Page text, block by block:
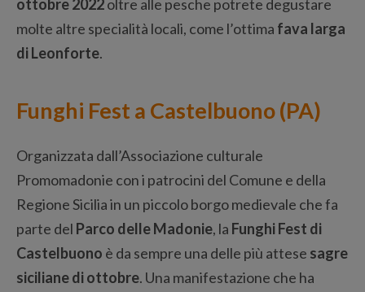
ottobre2022oltre alle pesche potrete degustare
molte altre specialità locali, come l’ottima fava larga
di Leonforte.
Funghi Fest a Castelbuono (PA)
Organizzata dall’Associazione culturale
Promomadonie con i patrocini del Comune e della
Regione Sicilia in un piccolo borgo medievale che fa
parte del Parco delle Madonie, la Funghi Fest di
Castelbuono è da sempre una delle più attese sagre
siciliane di ottobre. Una manifestazione che ha